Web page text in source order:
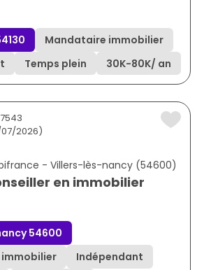
Mandataire immobilier
Temps plein 30K-80K/ an
07/2026)
- Villers-lès-nancy (54600)
en immobilier
54600
Indépendant